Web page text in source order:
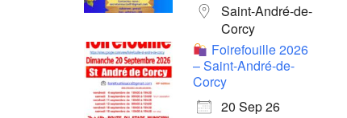
Saint-André-de-
Corcy
Foirefouille 2026
– Saint-André-de-
Corcy
20 Sep 26